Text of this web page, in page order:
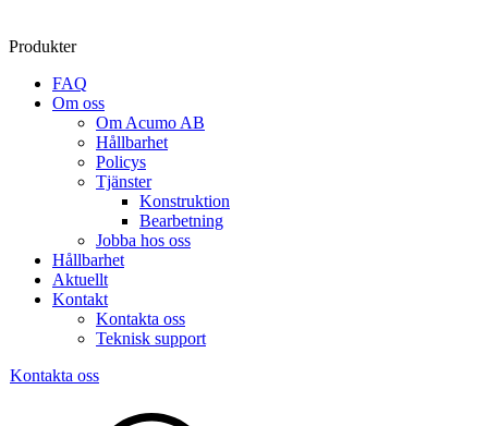
Produkter
FAQ
Om oss
Om Acumo AB
Hållbarhet
Policys
Tjänster
Konstruktion
Bearbetning
Jobba hos oss
Hållbarhet
Aktuellt
Kontakt
Kontakta oss
Teknisk support
Kontakta oss